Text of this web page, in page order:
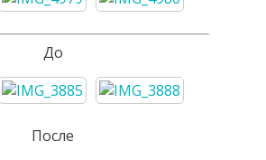
До
После